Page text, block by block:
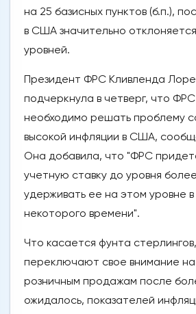
на 25 базисных пунктов (б.п.),
в США значительно
уровней.
Президент ФРС Кливленда
подчеркнула в четверг, что
необходимо решать проблему
высокой инфляции в США,
Она добавила, что "ФРС
учетную ставку до уровня
удерживать ее на этом уровне
некоторого времени".
Что касается фунта
переключают свое внимание
розничным продажам после
ожидалось, показателей